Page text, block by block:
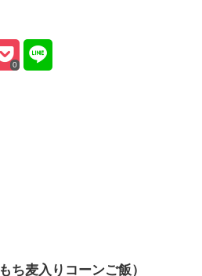
0
ち麦入りコーンご飯）